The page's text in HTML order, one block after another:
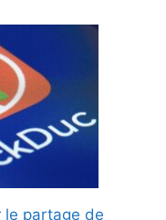
le partage de